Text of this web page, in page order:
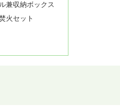
兼収納ボックス
火セット